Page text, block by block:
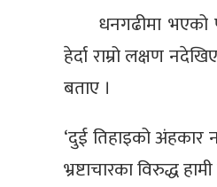
धनगढीमा भएको
हेर्दा राम्रो लक्षण
बताए ।
‘दुई तिहाइको
भ्रष्टाचारका विरुद्ध